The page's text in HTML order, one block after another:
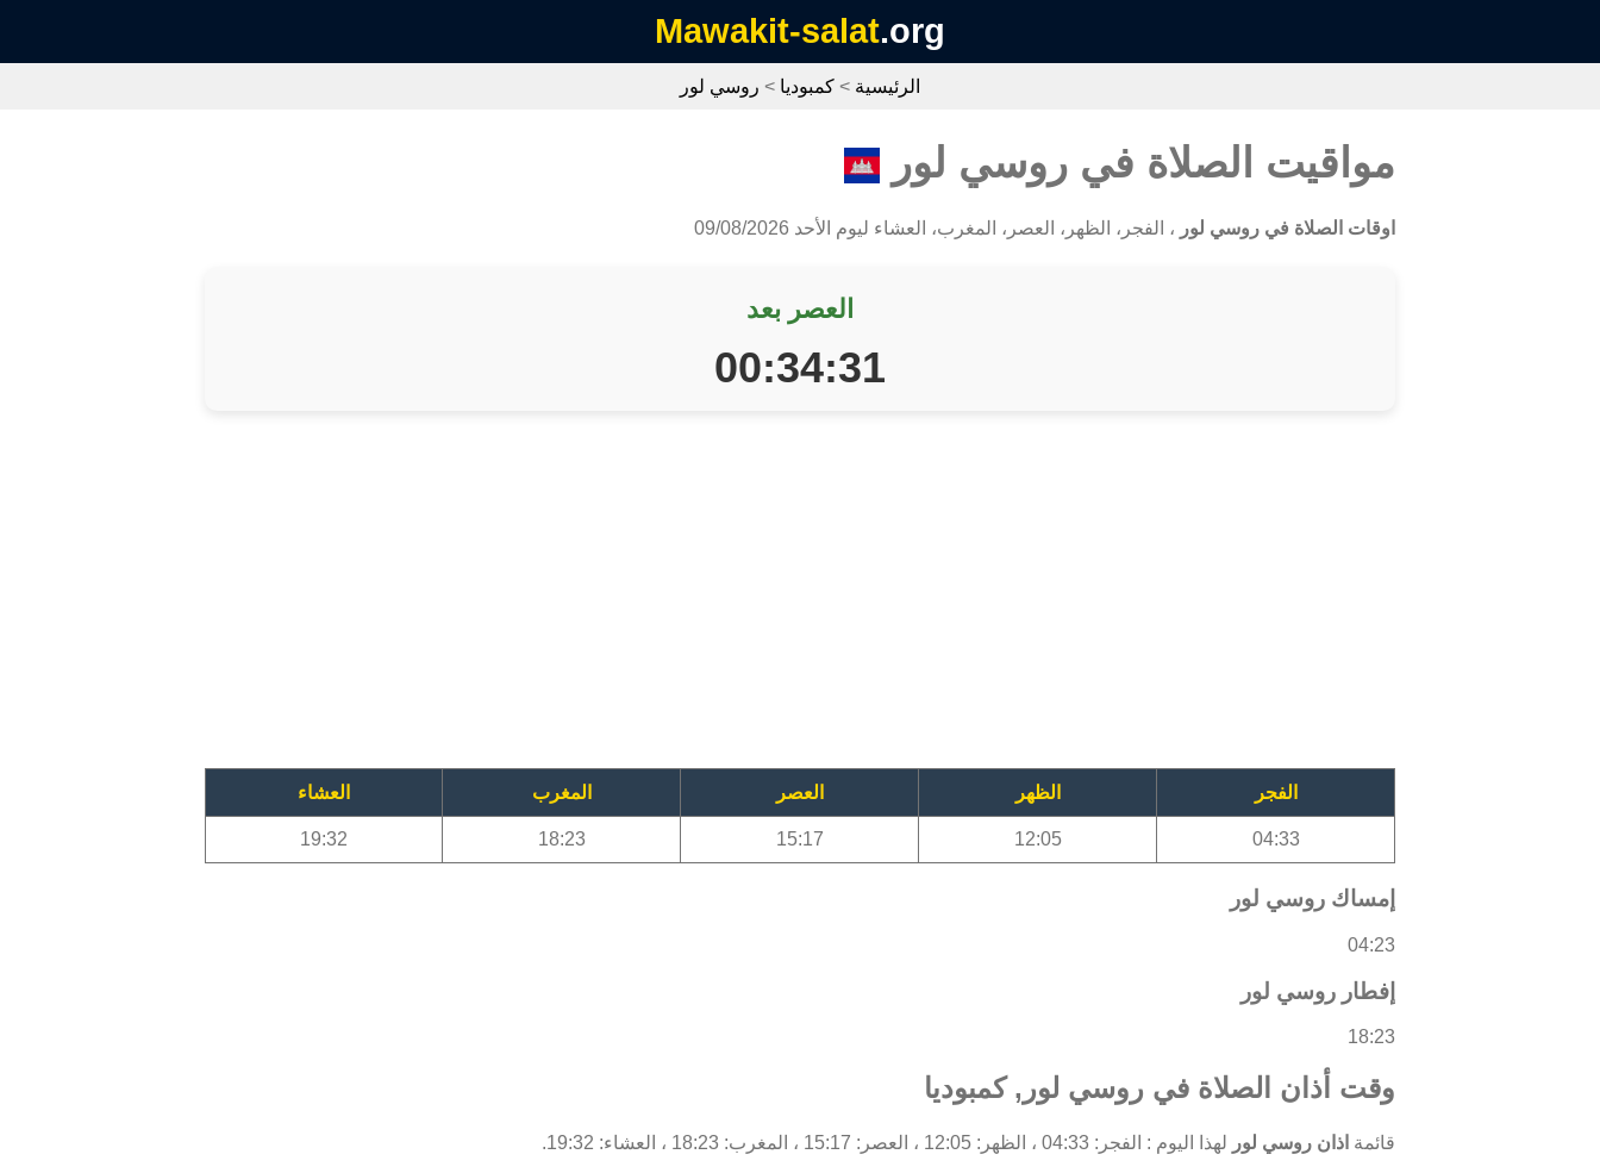
Mawakit-salat.org
الرئيسية > كمبوديا > روسي لور
مواقيت الصلاة في روسي لور
اوقات الصلاة في روسي لور ، الفجر، الظهر، العصر، المغرب، العشاء ليوم الأحد 09/08/2026
العصر بعد
00:34:31
الفجر الظهر العصر المغرب العشاء
04:33
12:05
15:17
18:23
19:32
إمساك روسي لور
04:23
إفطار روسي لور
18:23
وقت أذان الصلاة في روسي لور, كمبوديا
قائمة اذان روسي لور لهذا اليوم : الفجر: 04:33 ، الظهر: 12:05 ، العصر: 15:17 ، المغرب: 18:23 ، العشاء: 19:32.